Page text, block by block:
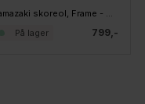
Yamazaki skoreol, Frame - Sort
799,-
På lager